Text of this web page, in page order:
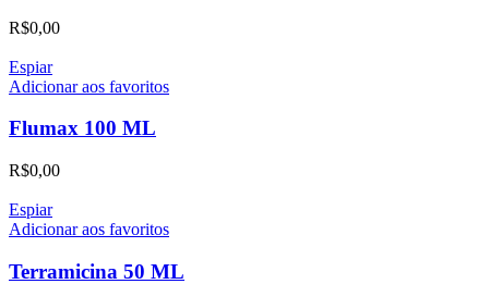
R$0,00
Espiar
Adicionar aos favoritos
Flumax 100 ML
R$0,00
Espiar
Adicionar aos favoritos
Terramicina 50 ML